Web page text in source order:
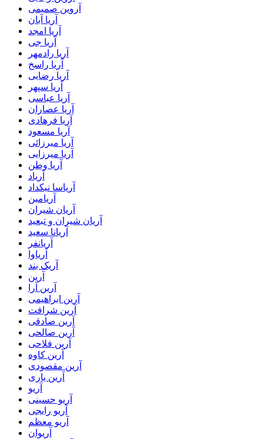
آروین صمیمی
آریا آبان
آریا امجد
آریا جی
آریا رادمهر
آریا راسخ
آریا رضایی
آریا سپهر
آریا عباسی
آریا عصاران
آریا فرهادی
آریا مسعود
آریا میرزائی
آریا میرزایی
آریا وطن
آریاد
آریاسا نیکداد
آریامین
آریان شیران
آریان شیران و تبعید
آریانا سعید
آریانفر
آریاوا
آریک بند
آرین
آرین آرا
آرین ابراهیمی
آرین شرافت
آرین صادقی
آرین صالحی
آرین فلاحی
آرین کاوه
آرین مقصودی
آرین یاری
آریو
آریو حسینی
آریو رایجی
آریو معظم
آریوان